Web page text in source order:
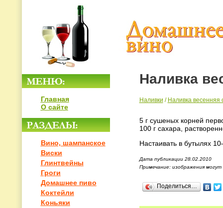
Главная
О сайте
Вино, шампанское
Виски
Глинтвейны
Гроги
Домашнее пиво
Коктейли
Коньяки
Наливка
Наливки / Наливка весенняя
5 г сушеных корней
100 г сахара,
Настаивать в бутылях
Дата публикации 28.02.2010
Примечание: изображения
Поделиться…